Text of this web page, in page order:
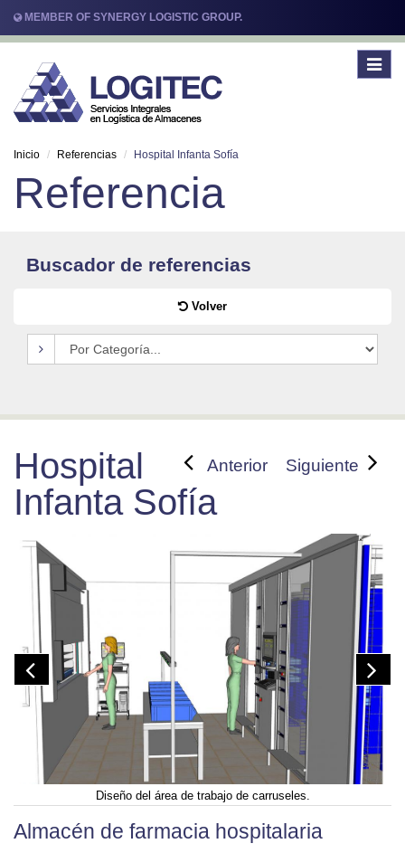
MEMBER OF SYNERGY LOGISTIC GROUP.
Toggle
Inicio Referencias Hospital Infanta Sofía
Referencia
Buscador de referencias
Volver
Anterior Siguiente
Hospital
Infanta Sofía
Diseño del área de trabajo de carruseles.
Almacén de farmacia hospitalaria